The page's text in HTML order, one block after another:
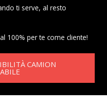
ti serve, al resto
100% per te come cliente!
CAMION